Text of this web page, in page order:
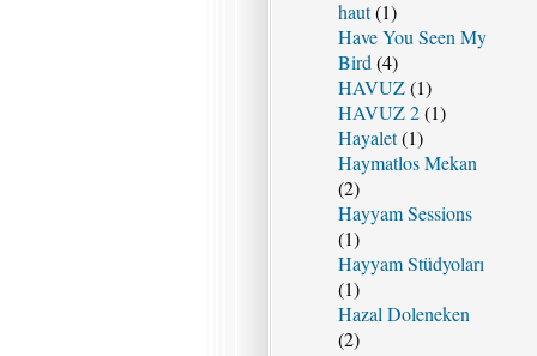
haut(1)
Have You Seen My
Bird (4)
HAVUZ(1)
HAVUZ 2(1)
Hayalet(1)
Haymatlos Mekan
(2)
Hayyam Sessions
(1)
Hayyam Stüdyoları
(1)
Hazal Doleneken
(2)